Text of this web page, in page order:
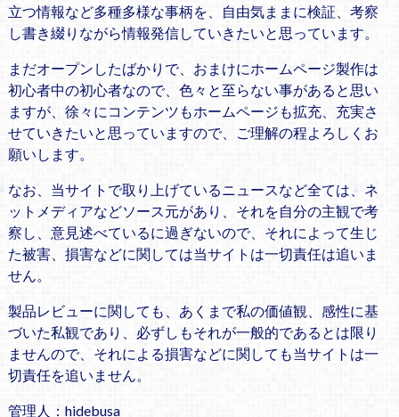
立つ情報など多種多様な事柄を、自由気ままに検証、考察
し書き綴りながら情報発信していきたいと思っています。
まだオープンしたばかりで、おまけにホームページ製作は
初心者中の初心者なので、色々と至らない事があると思い
ますが、徐々にコンテンツもホームページも拡充、充実さ
せていきたいと思っていますので、ご理解の程よろしくお
願いします。
なお、当サイトで取り上げているニュースなど全ては、ネ
ットメディアなどソース元があり、それを自分の主観で考
察し、意見述べているに過ぎないので、それによって生じ
た被害、損害などに関しては当サイトは一切責任は追いま
せん。
製品レビューに関しても、あくまで私の価値観、感性に基
づいた私観であり、必ずしもそれが一般的であるとは限り
ませんので、それによる損害などに関しても当サイトは一
切責任を追いません。
管理人：hidebusa